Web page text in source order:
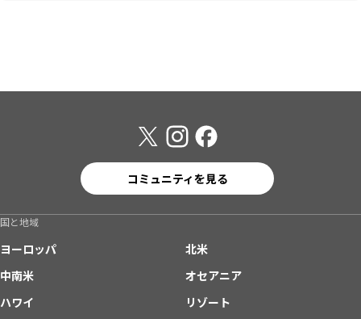
コミュニティを見る
国と地域
ヨーロッパ
北米
中南米
オセアニア
ハワイ
リゾート